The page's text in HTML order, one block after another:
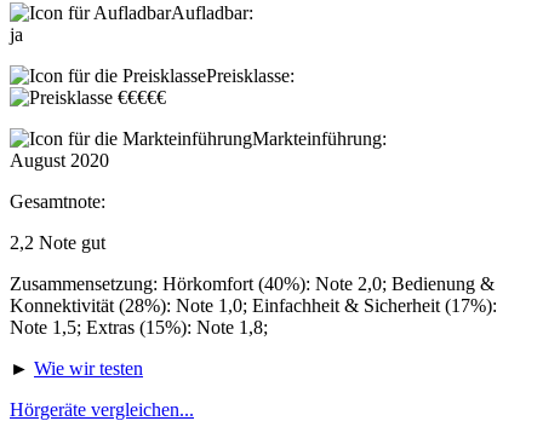
Aufladbar:
ja
Preisklasse:
Markteinführung:
August 2020
Gesamtnote:
2,2 Note gut
Zusammensetzung: Hörkomfort (40%): Note 2,0; Bedienung &
Konnektivität (28%): Note 1,0; Einfachheit & Sicherheit (17%):
Note 1,5; Extras (15%): Note 1,8;
► Wie wir testen
Hörgeräte vergleichen...